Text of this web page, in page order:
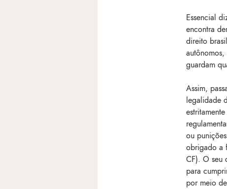
Essencial
encontra
direito
guardam
Assim,
legalidade
ou
obrigado a
CF). O seu
para
por meio